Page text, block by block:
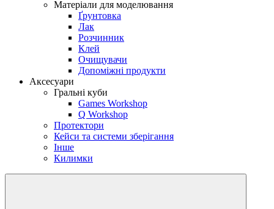
Матеріали для моделювання
Ґрунтовка
Лак
Розчинник
Клей
Очищувачи
Допоміжні продукти
Аксесуари
Гральні куби
Games Workshop
Q Workshop
Протектори
Кейси та системи зберігання
Інше
Килимки